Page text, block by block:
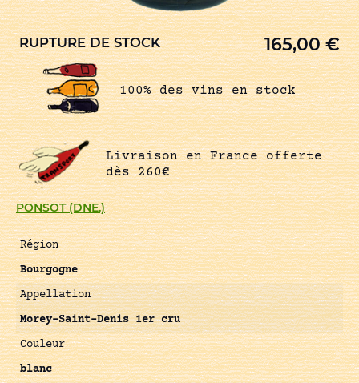
PONSOT (DNE.)
Région
Bourgogne
Appellation
Morey-Saint-Denis 1er cru
Couleur
blanc
RUPTURE DE STOCK 165,00€
100% des vins en stock
Livraison en France offerte
dès 260€